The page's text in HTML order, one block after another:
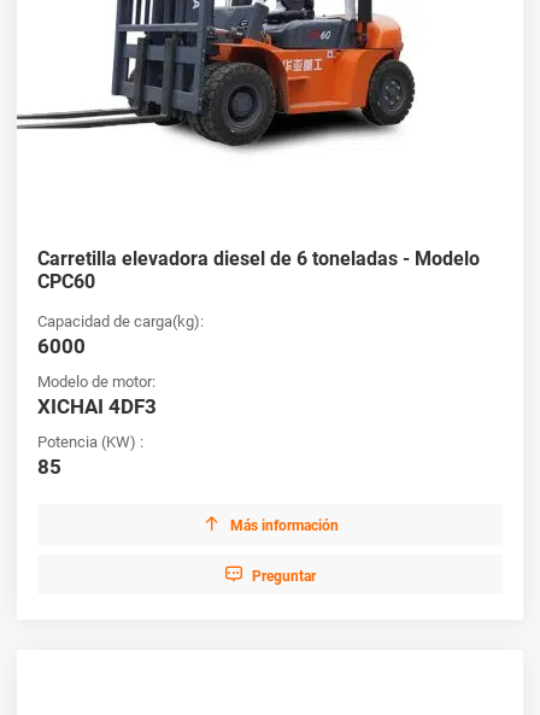
Carretilla elevadora diesel de 6 toneladas - Modelo
CPC60
Capacidad de carga(kg):
6000
Modelo de motor:
XICHAI 4DF3
Potencia (KW) :
85
 Más información
 Preguntar